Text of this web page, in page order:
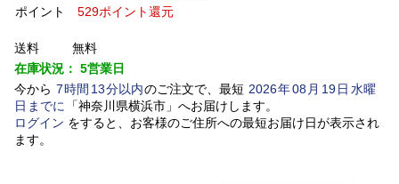
ポイント
529ポイント還元
送料
無料
在庫状況： 5営業日
今から 7時間 13分以内のご注文で、最短 2026年08 月 19日水曜
日 までに 「神奈川県横浜市」 へお届けします。
ログイン をすると、お客様のご住所への最短お届け日が表示され
ます。